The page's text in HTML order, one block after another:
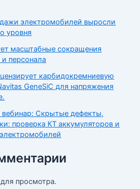
электромобилей выросли
уровня
масштабные сокращения
персонала
карбидокремниевую
GeneSiC для напряжения
Скрытые дефекты,
проверка КТ аккумуляторов и
просмотра.